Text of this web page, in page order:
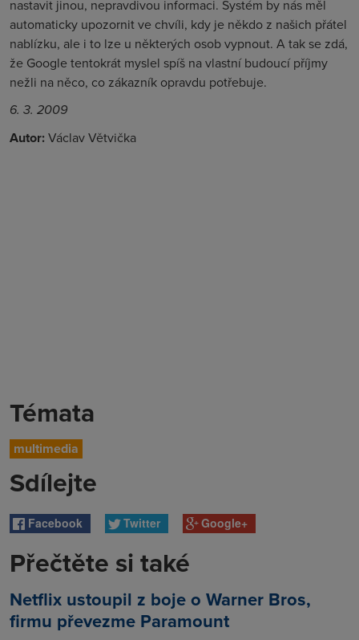
nastavit jinou, nepravdivou informaci. Systém by nás měl
automaticky upozornit ve chvíli, kdy je někdo z našich přátel
nablízku, ale i to lze u některých osob vypnout. A tak se zdá,
že Google tentokrát myslel spíš na vlastní budoucí příjmy
nežli na něco, co zákazník opravdu potřebuje.
6. 3. 2009
Autor: Václav Větvička
Témata
multimedia
Sdílejte
Facebook Twitter Google+
Přečtěte si také
Netflix ustoupil z boje o Warner Bros,
firmu převezme Paramount